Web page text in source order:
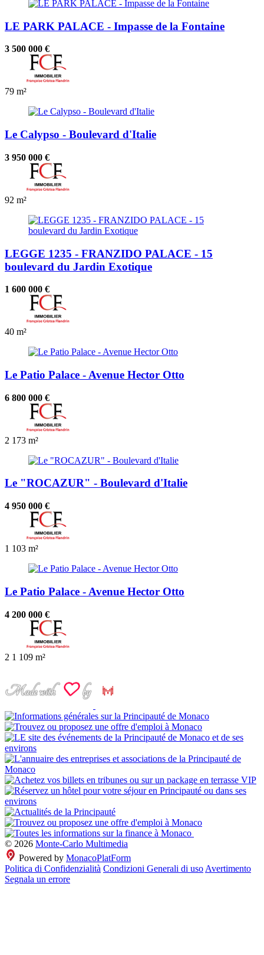
LE PARK PALACE - Impasse de la Fontaine
3 500 000 €
79 m²
Le Calypso - Boulevard d'Italie
3 950 000 €
92 m²
LEGGE 1235 - FRANZIDO PALACE - 15
boulevard du Jardin Exotique
1 600 000 €
40 m²
Le Patio Palace - Avenue Hector Otto
6 800 000 €
2 173 m²
Le "ROCAZUR" - Boulevard d'Italie
4 950 000 €
1 103 m²
Le Patio Palace - Avenue Hector Otto
4 200 000 €
2 1 109 m²
© 2026 Monte-Carlo Multimedia
Powered by MonacoPlatForm
Politica di Confidenzialità Condizioni Generali di uso Avertimento
Segnala un errore